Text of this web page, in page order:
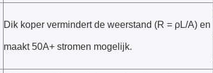
Dik koper vermindert de weerstand (R = ρL/A) en
maakt 50A+ stromen mogelijk.